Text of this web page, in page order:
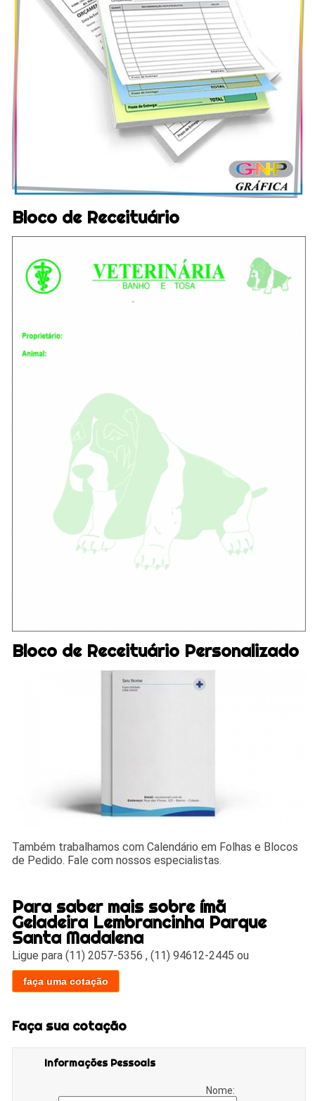
Bloco de Receituário
Bloco de Receituário Personalizado
Também trabalhamos com Calendário em Folhas e Blocos
de Pedido. Fale com nossos especialistas.
Para saber mais sobre ímã
Geladeira Lembrancinha Parque
Santa Madalena
Ligue para(11) 2057-5356 ,(11) 94612-2445 ou
faça uma cotação
Faça sua cotação
Informações Pessoais
Nome: